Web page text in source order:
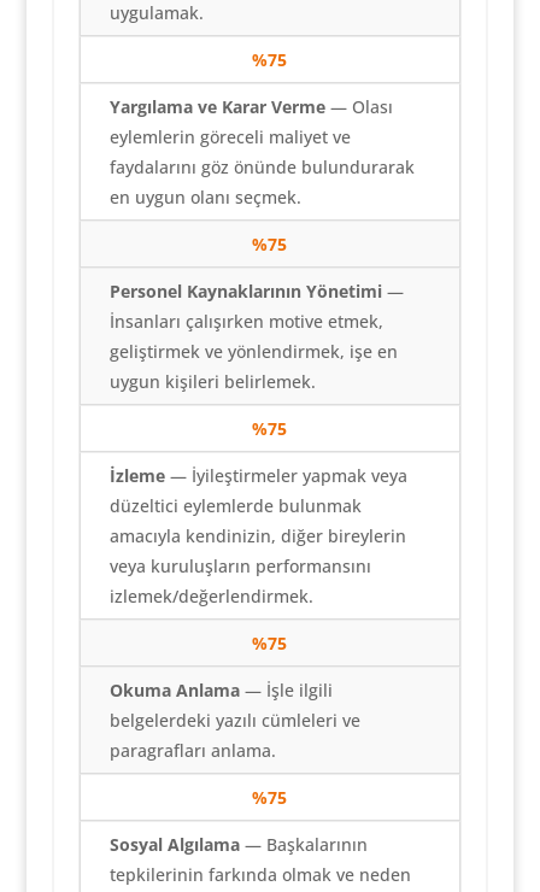
uygulamak.
%75
Yargılama ve Karar Verme— Olası
eylemlerin göreceli maliyet ve
faydalarını göz önünde bulundurarak
en uygun olanı seçmek.
%75
Personel Kaynaklarının Yönetimi—
İnsanları çalışırken motive etmek,
geliştirmek ve yönlendirmek, işe en
uygun kişileri belirlemek.
%75
İzleme— İyileştirmeler yapmak veya
düzeltici eylemlerde bulunmak
amacıyla kendinizin, diğer bireylerin
veya kuruluşların performansını
izlemek/değerlendirmek.
%75
Okuma Anlama— İşle ilgili
belgelerdeki yazılı cümleleri ve
paragrafları anlama.
%75
Sosyal Algılama— Başkalarının
tepkilerinin farkında olmak ve neden